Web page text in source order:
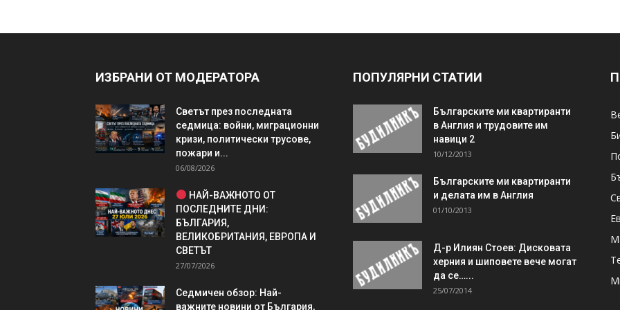
ИЗБРАНИ ОТ МОДЕРАТОРА
Светът през последната
седмица: войни, миграционни
кризи, политически трусове,
пожари и...
06/08/2026
НАЙ-ВАЖНОТО ОТ
ПОСЛЕДНИТЕ ДНИ:
БЪЛГАРИЯ,
ВЕЛИКОБРИТАНИЯ, ЕВРОПА И
СВЕТЪТ
27/07/2026
Седмичен обзор: Най-
важните новини от България,
ПОПУЛЯРНИ СТАТИИ
Българските ми квартиранти
в Англия и трудовите им
навици 2
10/12/2013
Българските ми квартиранти
и делата им в Англия
01/10/2013
Д-р Илиян Стоев: Дисковата
херния и шиповете вече могат
да се…...
25/07/2014